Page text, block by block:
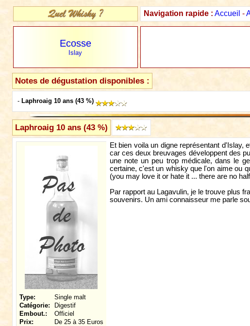
Navigation rapide : Accueil -
Ecosse
Islay
Notes de dégustation disponibles :
- Laphroaig 10 ans (43 %)
Laphroaig 10 ans (43 %)
Type:
Single malt
Catégorie:
Digestif
Embout.:
Officiel
Prix:
De 25 à 35 Euros
Et bien voila un digne représentant d'Islay,
car ces deux breuvages développent des
une note un peu trop médicale, dans le
certaine, c'est un whisky que l'on aime ou
(you may love it or hate it ... there are no
Par rapport au Lagavulin, je le trouve plus
souvenirs. Un ami connaisseur me parle